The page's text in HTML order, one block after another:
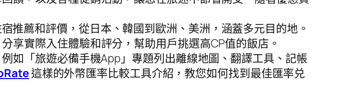
推薦和評價，從日本、韓國到歐洲、美洲，涵蓋多元目的地。
享實際入住體驗和評分，幫助用戶挑選高CP值的飯店。
如「旅遊必備手機App」專題列出離線地圖、翻譯工具、記帳
這樣的外幣匯率比較工具介紹，教您如何找到最佳匯率兑